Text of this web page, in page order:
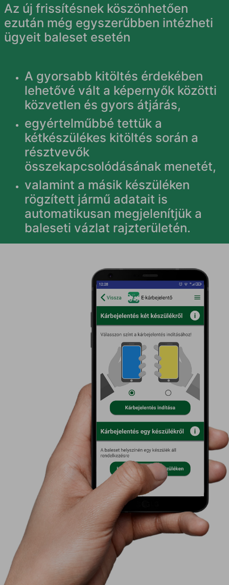
Az új frissítésnek köszönhetően
ezután még egyszerűbben intézheti
ügyeit baleset esetén
A gyorsabb kitöltés érdekében
lehetővé vált a képernyők közötti
közvetlen és gyors átjárás,
egyértelműbbé tettük a
kétkészülékes kitöltés során a
résztvevők
összekapcsolódásának menetét,
valamint a másik készüléken
rögzített jármű adatait is
automatikusan megjelenítjük a
baleseti vázlat rajzterületén.